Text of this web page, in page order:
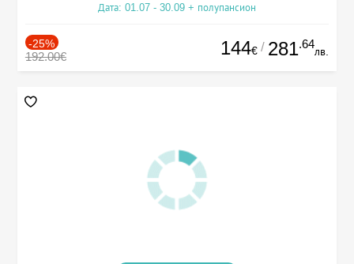
Дата: 01.07 - 30.09 + полупансион
-25%
192.00€ 144€ / 281.64
лв.